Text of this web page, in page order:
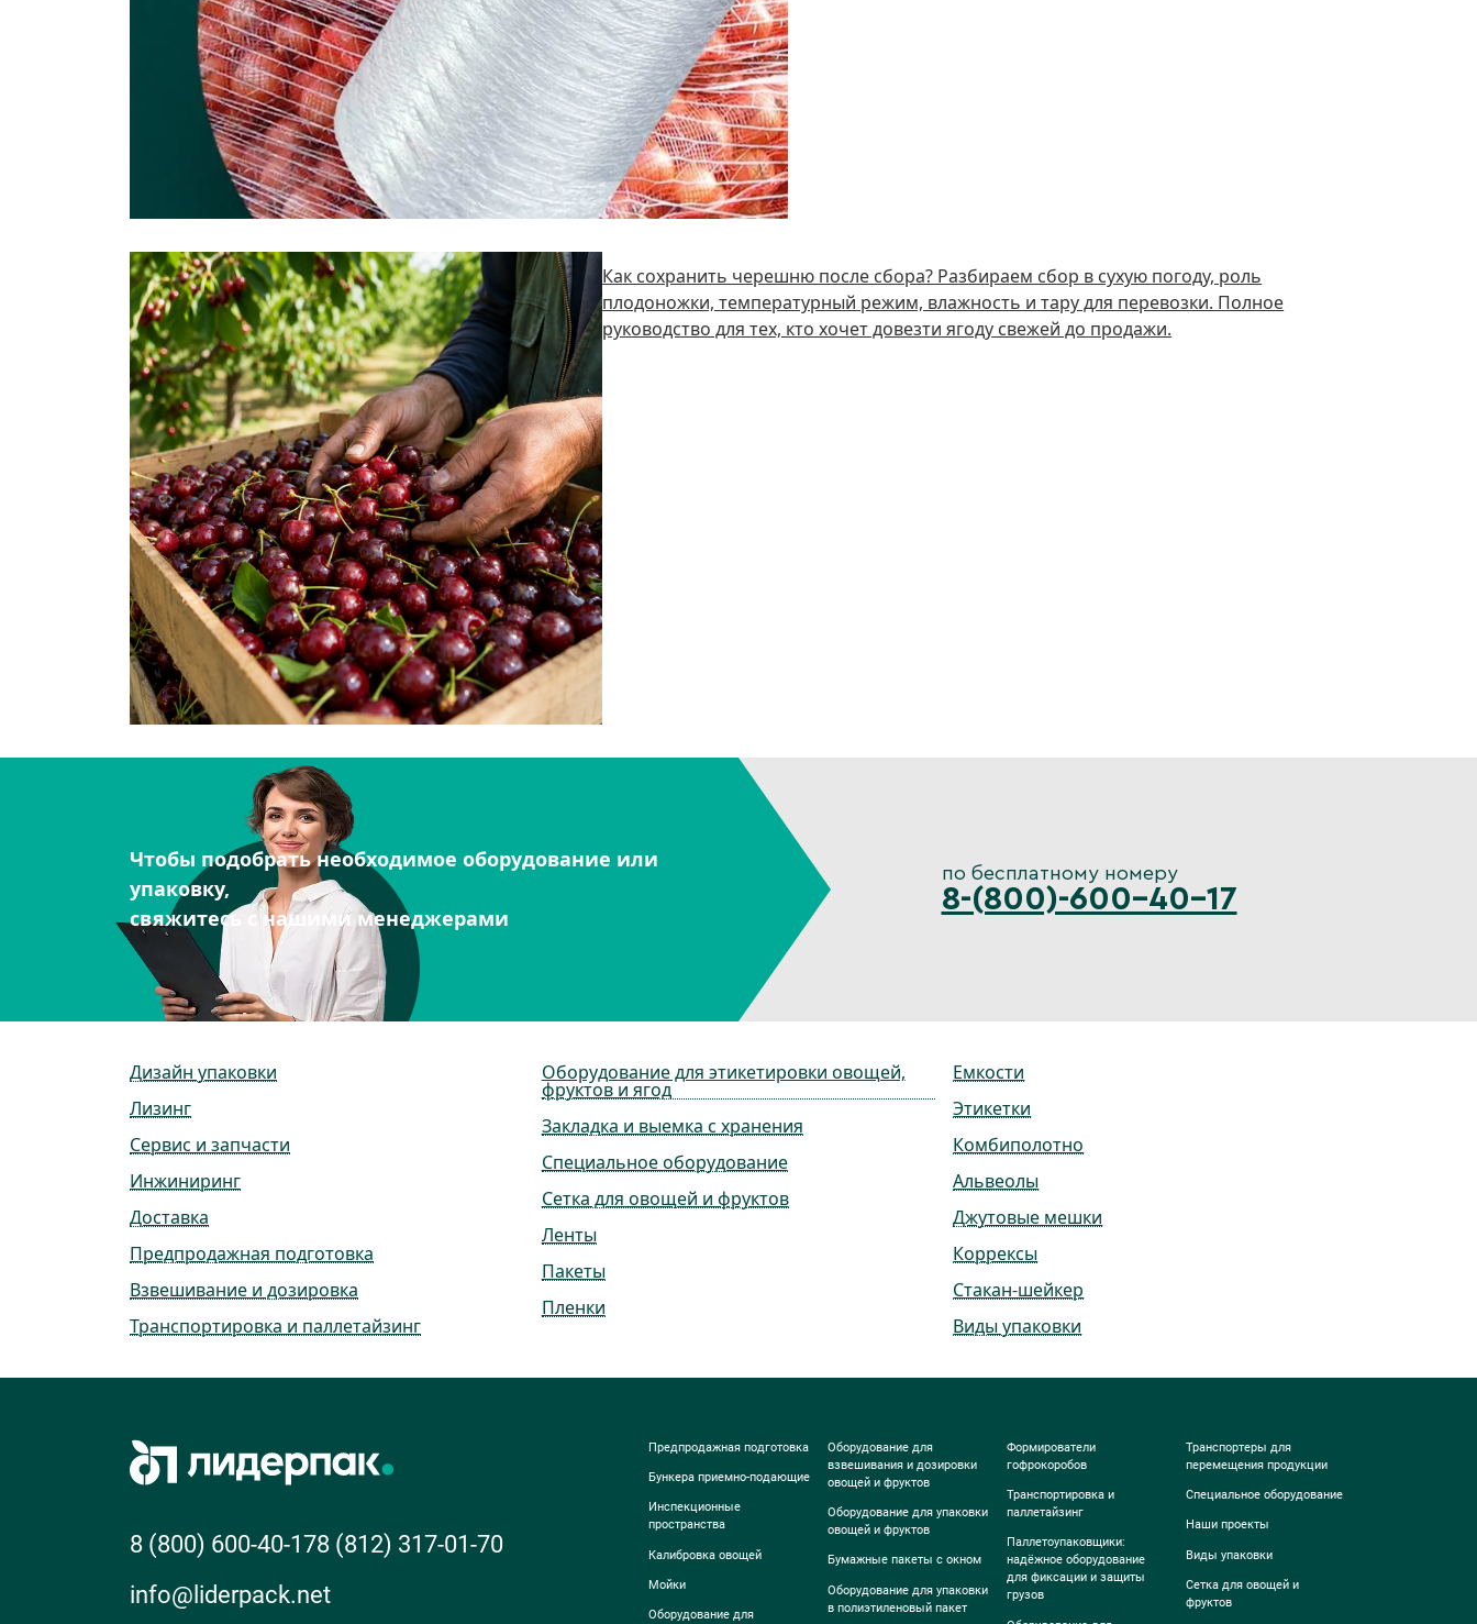
Как сохранить черешню после сбора? Разбираем сбор в сухую погоду, роль
плодоножки, температурный режим, влажность и тару для перевозки. Полное
руководство для тех, кто хочет довезти ягоду свежей до продажи.
Чтобы подобрать необходимое оборудование или
упаковку,
свяжитесь с нашими менеджерами
по бесплатному номеру
8-(800)-600-40-17
Дизайн упаковки
Лизинг
Сервис и запчасти
Инжиниринг
Доставка
Предпродажная подготовка
Взвешивание и дозировка
Транспортировка и паллетайзинг
Оборудование для этикетировки овощей,
фруктов и ягод
Закладка и выемка с хранения
Специальное оборудование
Сетка для овощей и фруктов
Ленты
Пакеты
Пленки
Емкости
Этикетки
Комбиполотно
Альвеолы
Джутовые мешки
Коррексы
Стакан-шейкер
Виды упаковки
8 (800) 600-40-178 (812) 317-01-70
info@liderpack.net
Предпродажная подготовка
Бункера приемно-подающие
Инспекционные
пространства
Калибровка овощей
Мойки
Оборудование для
Оборудование для
взвешивания и дозировки
овощей и фруктов
Оборудование для упаковки
овощей и фруктов
Бумажные пакеты с окном
Оборудование для упаковки
в полиэтиленовый пакет
Формирователи
гофрокоробов
Транспортировка и
паллетайзинг
Паллетоупаковщики:
надёжное оборудование
для фиксации и защиты
грузов
Транспортеры для
перемещения продукции
Специальное оборудование
Наши проекты
Виды упаковки
Сетка для овощей и
фруктов